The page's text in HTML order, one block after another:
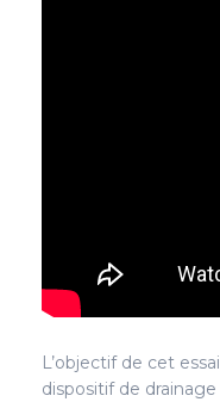
L’objectif de cet
dispositif de